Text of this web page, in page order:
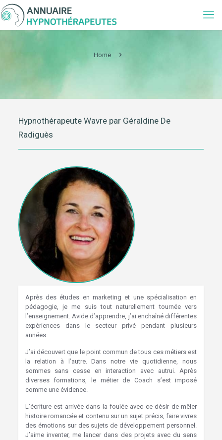
Home
Hypnothérapeute Wavre par Géraldine De
Radiguès
Après des études en marketing et une spécialisation en
pédagogie, je me suis tout naturellement tournée vers
l’enseignement. Avide d’apprendre, j’ai enchaîné différentes
expériences dans le secteur privé pendant plusieurs
années.
J’ai découvert que le point commun de tous ces métiers est
la relation à l’autre. Dans notre vie quotidienne, nous
sommes sans cesse en interaction avec autrui. Après
diverses formations, le métier de Coach s’est imposé
comme une évidence.
L’écriture est arrivée dans la foulée avec ce désir de mêler
histoire romancée et contenu sur un sujet précis, faire vivres
des émotions sur des sujets de développement personnel.
J’aime inventer, me lancer dans des projets avec du sens